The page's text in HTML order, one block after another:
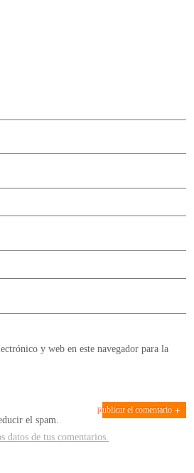
y web en este navegador para la
el spam.
datos de tus comentarios.